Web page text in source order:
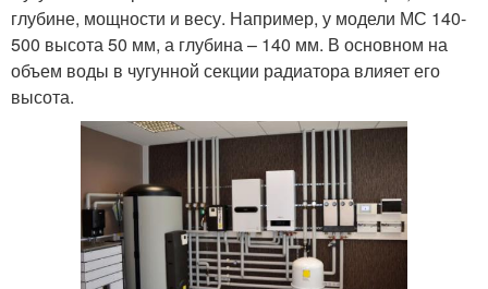
глубине, мощности и весу. Например, у модели МС 140-
500 высота 50 мм, а глубина – 140 мм. В основном на
объем воды в чугунной секции радиатора влияет его
высота.